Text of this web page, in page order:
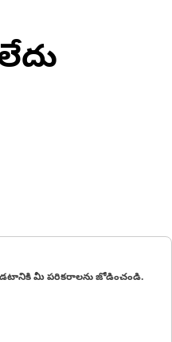
మీ పరికరాలను జోడించండి.